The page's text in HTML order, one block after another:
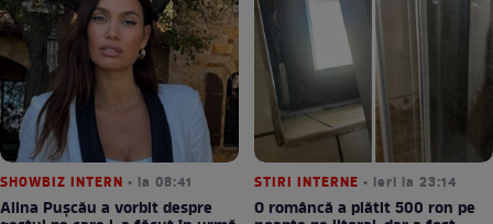
SHOWBIZ INTERN • la 08:41
Alina Pușcău a vorbit despre
STIRI INTERNE • ieri la 23:14
O româncă a plătit 500 ron pe